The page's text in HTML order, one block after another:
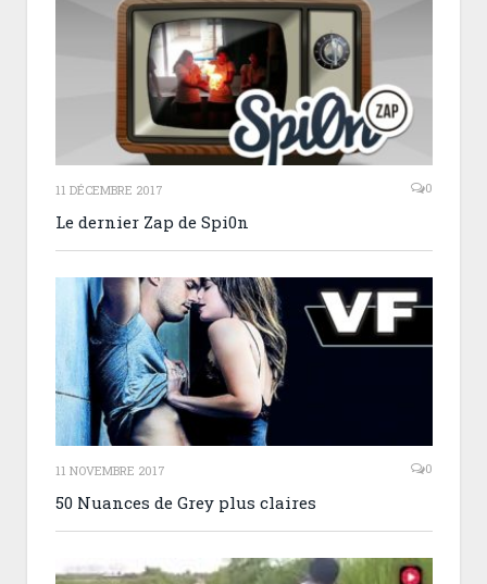
11 DÉCEMBRE 2017 0
Le dernier Zap de Spi0n
11 NOVEMBRE 2017 0
50 Nuances de Grey plus claires